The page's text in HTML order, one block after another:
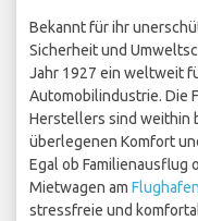
Bekannt für ihr
Sicherheit und
Jahr 1927 ein weltweit
Automobilindustrie. Die
Herstellers sind weithin
überlegenen Komfort
Egal ob Familienausflug
Mietwagen am
stressfreie und